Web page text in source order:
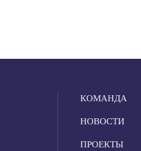
КОМАНДА
НОВОСТИ
ПРОЕКТЫ